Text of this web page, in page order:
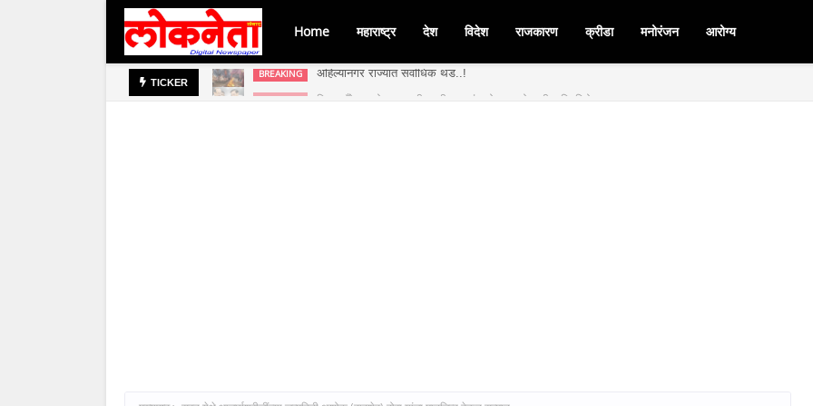
Home महाराष्ट्र देश विदेश राजकारण क्रीडा मनोरंजन आरोग्य
TICKER
BREAKING
BREAKING जिल्हा बँकेच्या चेअरमनपदी माजी आ. चंद्रशेखर घुले पाटील बिनविरोध